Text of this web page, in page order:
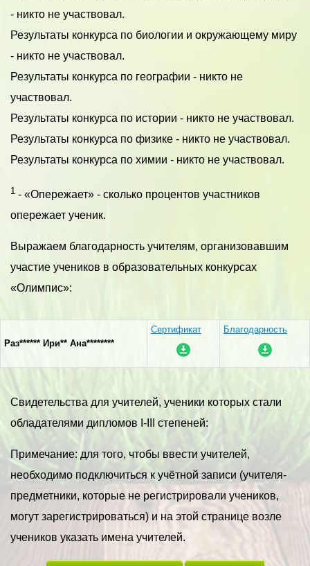
- никто не участвовал.
Результаты конкурса по биологии и окружающему миру
- никто не участвовал.
Результаты конкурса по географии - никто не
участвовал.
Результаты конкурса по истории - никто не участвовал.
Результаты конкурса по физике - никто не участвовал.
Результаты конкурса по химии - никто не участвовал.
1 - «Опережает» - сколько процентов участников
опережает ученик.
Выражаем благодарность учителям, организовавшим
участие учеников в образовательных конкурсах
«Олимпис»:
Раз****** Ири** Ана********
Сертификат Благодарность
Свидетельства для учителей, ученики которых стали
обладателями дипломов I-III степеней:
Примечание: для того, чтобы ввести учителей,
необходимо подключиться к учётной записи (учителя-
предметники, которые не регистрировали учеников,
могут зарегистрироваться) и на этой странице возле
учеников указать имена учителей.